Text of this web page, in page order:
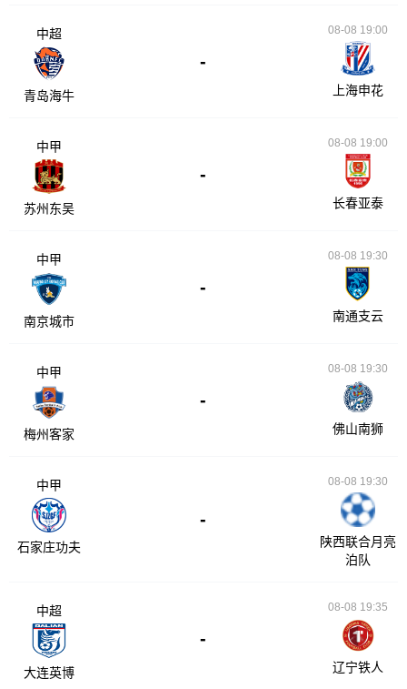
中超
青岛海牛
-
08-08 19:00
上海申花
中甲
苏州东吴
-
08-08 19:00
长春亚泰
中甲
南京城市
-
08-08 19:30
南通支云
中甲
梅州客家
-
08-08 19:30
佛山南狮
中甲
石家庄功夫
-
08-08 19:30
陕西联合月亮
泊队
中超
大连英博
-
08-08 19:35
辽宁铁人